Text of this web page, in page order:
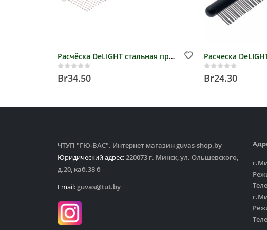
Расчёска DeLIGHT стальная проф.с удл.зуб,хром.покрытие, 19см, 23/39 зубьев 32мм
0out of 5
Br34.50 0out of 5
Br24.30
ЧТУП "ГЮ-ВАС". Интернет магазин guvas-shop.by
Юридический адрес:220073 г. Минск, ул. Ольшевского,
д.20, каб.38 б
Email:guvas@tut.by